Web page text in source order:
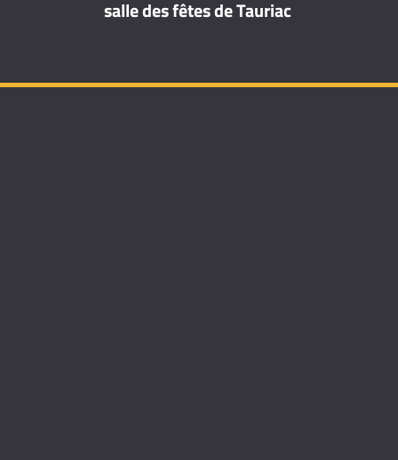
salle des fêtes de Tauriac